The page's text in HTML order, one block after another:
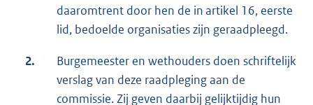
daaromtrent door hen de in artikel 16, eerste
lid, bedoelde organisaties zijn geraadpleegd.
2.
Burgemeester en wethouders doen schriftelijk
verslag van deze raadpleging aan de
commissie. Zij geven daarbij gelijktijdig hun